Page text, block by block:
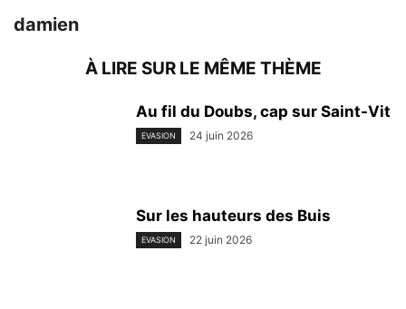
damien
À LIRE SUR LE MÊME THÈME
Au fil du Doubs, cap sur Saint-Vit
EVASION 24 juin 2026
Sur les hauteurs des Buis
EVASION 22 juin 2026